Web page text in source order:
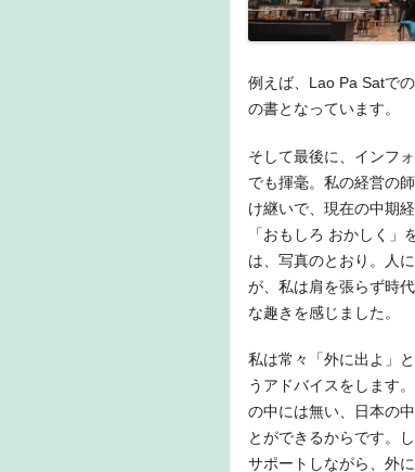
例えば、Lao Pa Satで
の書となっています。
そして最後に、インフ
でも揮毫。私の経営の
け継いで、現在の中期
「おもしろ おかしく
は、写真のとおり。人
が、私は肩を張らず時
な趣きを感じました。
私は常々「外に出よ」
うアドバイスをします
の中には無い、日本の
とができるからです。
サポートしながら、外